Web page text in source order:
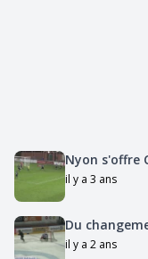
Nyon s'offre
il y a 3 ans
Du
il y a 2 ans